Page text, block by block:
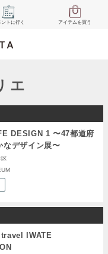
ント に行く アイテムを買う
エ
DESIGN 1 〜47都道府
なデザイン展〜
区
IWATE